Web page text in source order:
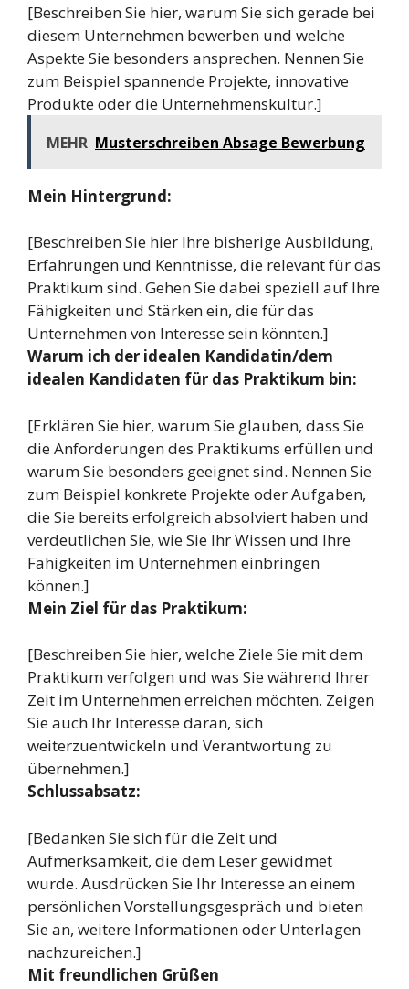
[Beschreiben Sie hier, warum Sie sich gerade bei
diesem Unternehmen bewerben und welche
Aspekte Sie besonders ansprechen. Nennen Sie
zum Beispiel spannende Projekte, innovative
Produkte oder die Unternehmenskultur.]
MEHR Musterschreiben Absage Bewerbung
Mein Hintergrund:
[Beschreiben Sie hier Ihre bisherige Ausbildung,
Erfahrungen und Kenntnisse, die relevant für das
Praktikum sind. Gehen Sie dabei speziell auf Ihre
Fähigkeiten und Stärken ein, die für das
Unternehmen von Interesse sein könnten.]
Warum ich der idealen Kandidatin/dem
idealen Kandidaten für das Praktikum bin:
[Erklären Sie hier, warum Sie glauben, dass Sie
die Anforderungen des Praktikums erfüllen und
warum Sie besonders geeignet sind. Nennen Sie
zum Beispiel konkrete Projekte oder Aufgaben,
die Sie bereits erfolgreich absolviert haben und
verdeutlichen Sie, wie Sie Ihr Wissen und Ihre
Fähigkeiten im Unternehmen einbringen
können.]
Mein Ziel für das Praktikum:
[Beschreiben Sie hier, welche Ziele Sie mit dem
Praktikum verfolgen und was Sie während Ihrer
Zeit im Unternehmen erreichen möchten. Zeigen
Sie auch Ihr Interesse daran, sich
weiterzuentwickeln und Verantwortung zu
übernehmen.]
Schlussabsatz:
[Bedanken Sie sich für die Zeit und
Aufmerksamkeit, die dem Leser gewidmet
wurde. Ausdrücken Sie Ihr Interesse an einem
persönlichen Vorstellungsgespräch und bieten
Sie an, weitere Informationen oder Unterlagen
nachzureichen.]
Mit freundlichen Grüßen